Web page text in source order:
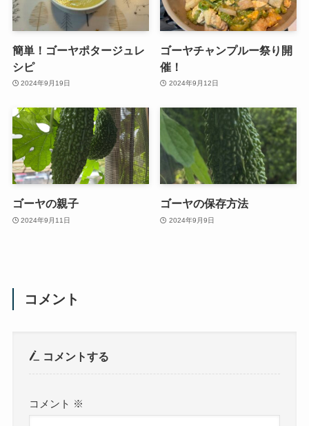
簡単！ゴーヤポタージュレ
シピ
2024年9月19日
ゴーヤチャンプルー祭り開
催！
2024年9月12日
ゴーヤの親子
2024年9月11日
ゴーヤの保存方法
2024年9月9日
コメント
コメントする
コメント ※